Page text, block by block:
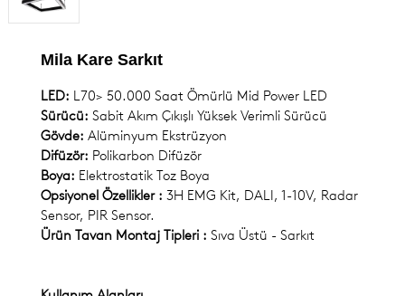
KOMPONENTLER
Mila Kare Sarkıt
LED: L70> 50.000 Saat Ömürlü Mid Power LED
Sürücü:Sabit Akım Çıkışlı Yüksek Verimli Sürücü
Gövde: Alüminyum Ekstrüzyon
Difüzör: Polikarbon Difüzör
Boya: Elektrostatik Toz Boya
Opsiyonel Özellikler : 3H EMG Kit, DALI, 1-10V, Radar
Sensor, PIR Sensor.
Ürün Tavan Montaj Tipleri : Sıva Üstü - Sarkıt